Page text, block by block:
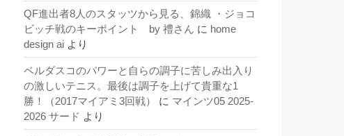
QF進出者8人のスタッツから見る、錦織 ・ジョコ
ビッチ戦のキーポイント by 禮さん に home
design ai より
ベルダスコのパワーと自らの調子に苦しみ出入り
の激しいテニス。最後は調子を上げて貴重な1
勝！（2017マイアミ3回戦）
に マインツ05 2025-
2026 サード より